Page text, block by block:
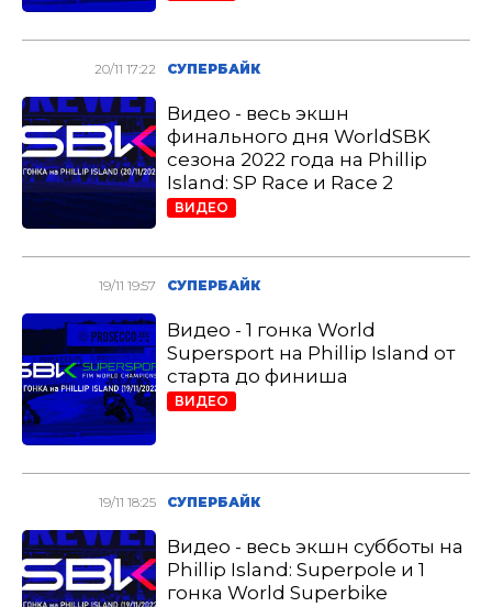
20/11 17:22 СУПЕРБАЙК
Видео - весь экшн
финального дня WorldSBK
сезона 2022 года на Phillip
Island: SP Race и Race 2
ВИДЕО
19/11 19:57 СУПЕРБАЙК
Видео - 1 гонка World
Supersport на Phillip Island от
старта до финиша
ВИДЕО
19/11 18:25 СУПЕРБАЙК
Видео - весь экшн субботы на
Phillip Island: Superpole и 1
гонка World Superbike